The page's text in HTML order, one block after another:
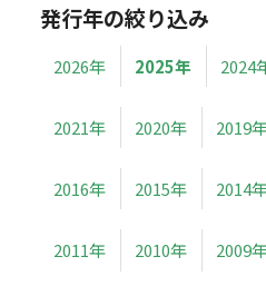
発行年の絞り込み
2026年 2025年 2024
2021年 2020年 2019
2016年 2015年 2014
2011年 2010年 2009